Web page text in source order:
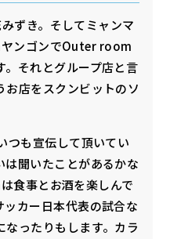
ずき。そしてミャンマ
ンゴンでOuter room
。それとグループ店と言
お店をスクンビットのソ
つも宣伝して頂いてい
は聞いたことがあるかな
食事とお酒を楽しんで
カー日本代表の試合な
なったりもします。カラ